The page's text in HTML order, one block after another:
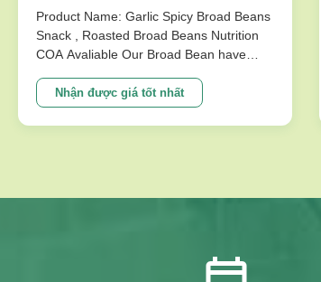
Product Name: Garlic Spicy Broad Beans
Snack , Roasted Broad Beans Nutrition
COA Avaliable Our Broad Bean have
on the traditional flavor. After the effort
our research department, we frist created
braod bean chips in China. Introducing
Nhận được giá tốt nhất